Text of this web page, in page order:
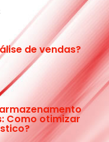
de vendas?
Como otimizar